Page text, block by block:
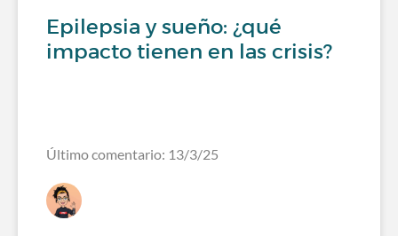
Epilepsia y sueño: ¿qué
impacto tienen en las crisis?
Último comentario: 13/3/25